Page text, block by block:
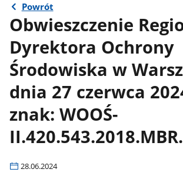
Powrót
Obwieszczenie
Dyrektora Ochrony
Środowiska w
dnia 27 czerwca
znak: WOOŚ-
28.06.2024